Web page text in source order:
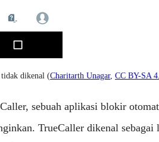
tidak dikenal (Charitarth Unagar, CC BY-SA
sebuah aplikasi blokir
TrueCaller dikenal sebagai